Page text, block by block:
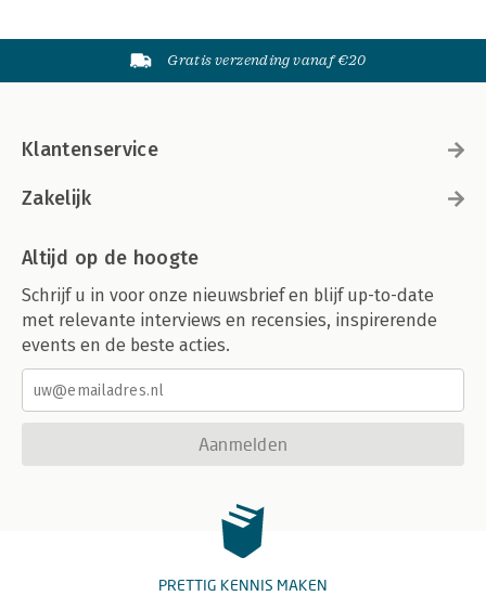
Gratis verzending vanaf €20
Klantenservice
Zakelijk
Altijd op de hoogte
Schrijf u in voor onze nieuwsbrief en blijf up-to-date
met relevante interviews en recensies, inspirerende
events en de beste acties.
Aanmelden
PRETTIG KENNIS MAKEN